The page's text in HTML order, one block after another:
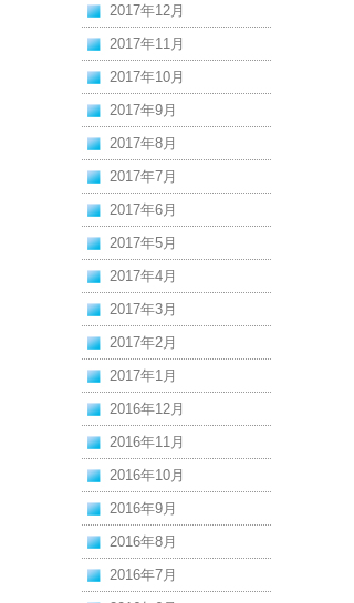
2017年12月
2017年11月
2017年10月
2017年9月
2017年8月
2017年7月
2017年6月
2017年5月
2017年4月
2017年3月
2017年2月
2017年1月
2016年12月
2016年11月
2016年10月
2016年9月
2016年8月
2016年7月